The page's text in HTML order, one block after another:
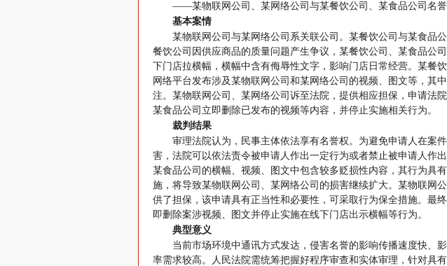
——某物联网公司、某网络公司与某餐饮公司、某食品公司名
基本案情
某物联网公司与某网络公司系关联公司。某餐饮公司与某食品
餐饮公司因供应商品的质量问题产生争议，某餐饮公司、某食品公
下门店拉横幅，横幅中含有侮辱性文字，影响门店日常经营。某餐
网络平台发布涉及某物联网公司和某网络公司的视频、图文等，其
注。某物联网公司、某网络公司诉至法院，提供相应担保，申请法
某食品公司立即删除已发布的视频等内容，并停止实施相关行为。
裁判结果
审理法院认为，民事主体依法享有名誉权。为避免申请人在案
害，法院可以依法责令被申请人作出一定行为或者禁止被申请人作
某食品公司的横幅、视频、图文中包含较多贬损性内容，其行为具
施，将导致某物联网公司、某网络公司的损害继续扩大。某物联网
供了担保，该申请具有正当性和必要性，可采取行为保全措施。最
即删除案涉视频、图文并停止实施在线下门店出示横幅等行为。
典型意义
当前市场环境中通讯方式发达，侵害名誉的影响传播速度快、
率需求较高。人民法院需统筹把握好程序审查和实体审理，针对具